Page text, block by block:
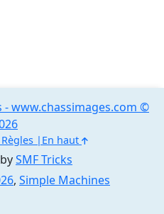
SMF Tricks
, Simple Machines
- www.chassimages.com ©
En haut